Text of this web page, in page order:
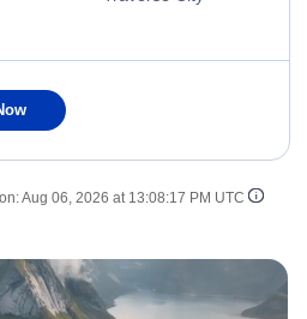
Aug 06, 2026 at 13:08:17 PM UTC